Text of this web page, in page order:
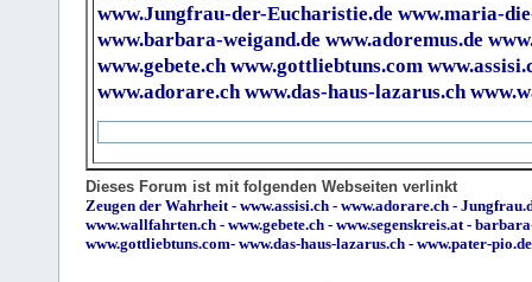
www.Jungfrau-der-Eucharistie.de www.maria-
www.barbara-weigand.de www.adoremus.de
www.gebete.ch www.gottliebtuns.com
www.adorare.ch www.das-haus-lazarus.ch
Dieses Forum ist mit folgenden Webseiten verlinkt
Zeugen der Wahrheit - www.assisi.ch - www.adorare.ch -
www.wallfahrten.ch - www.gebete.ch - www.segenskreis.at -
www.gottliebtuns.com- www.das-haus-lazarus.ch - www.pater-pio.de